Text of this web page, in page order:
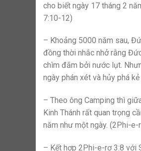
cho biết ngày 17 tháng 2
7:10-12)
– Khoảng 5000 năm sau,
đồng thời nhắc nhở rằng
chìm đắm bởi nước lụt.
ngày phán xét và hủy phá
– Theo ông Camping thì
Kinh Thánh rất quan trọng
năm như một ngày. (2Phi-e-
– Kết hợp 2Phi-e-rơ 3:8 với